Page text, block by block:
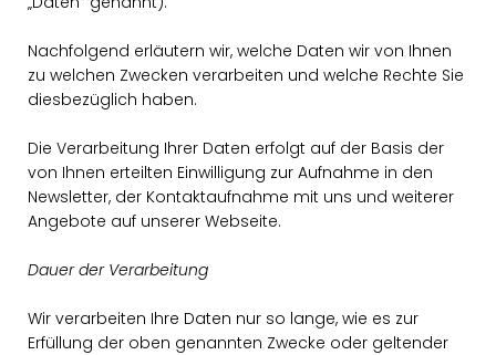
Nachfolgend erläutern wir, welche Daten wir von Ihnen
zu welchen Zwecken verarbeiten und welche Rechte Sie
diesbezüglich haben.
Die Verarbeitung Ihrer Daten erfolgt auf der Basis der
von Ihnen erteilten Einwilligung zur Aufnahme in den
Newsletter, der Kontaktaufnahme mit uns und weiterer
Angebote auf unserer Webseite.
Dauer der Verarbeitung
Wir verarbeiten Ihre Daten nur so lange, wie es zur
Erfüllung der oben genannten Zwecke oder geltender